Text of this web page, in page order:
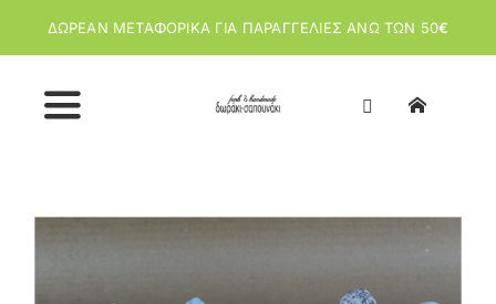
περιεχόμενο
ΔΩΡΕΑΝ ΜΕΤΑΦΟΡΙΚΑ ΓΙΑ ΠΑΡΑΓΓΕΛΙΕΣ ΑΝΩ ΤΩΝ 50€
Toggle
Αρχική